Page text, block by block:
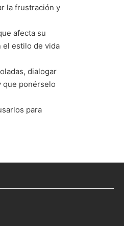
la frustración y
afecta su
el estilo de vida
dialogar
que ponérselo
para